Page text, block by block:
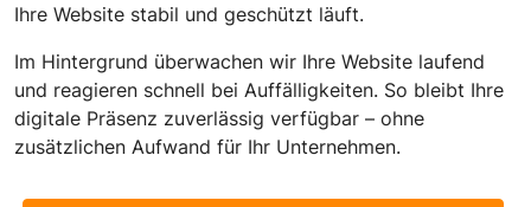
Ihre Website stabil und geschützt läuft.
Im Hintergrund überwachen wir Ihre Website laufend
und reagieren schnell bei Auffälligkeiten. So bleibt Ihre
digitale Präsenz zuverlässig verfügbar – ohne
zusätzlichen Aufwand für Ihr Unternehmen.